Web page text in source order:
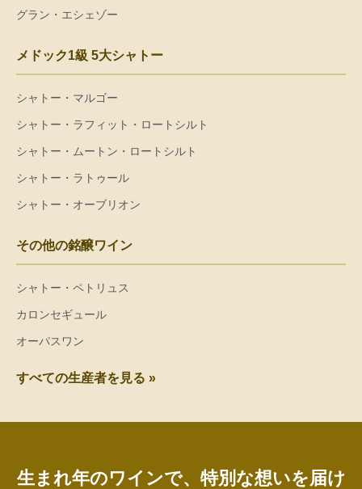
グラン・エシェゾー
メドック1級 5大シャトー
シャトー・マルゴー
シャトー・ラフィット・ロートシルト
シャトー・ムートン・ロートシルト
シャトー・ラトゥール
シャトー・オーブリオン
その他の銘醸ワイン
シャトー・ペトリュス
カロンセギュール
オーパスワン
すべての生産者を見る »
生まれ年のワインで、特別な想いを届け